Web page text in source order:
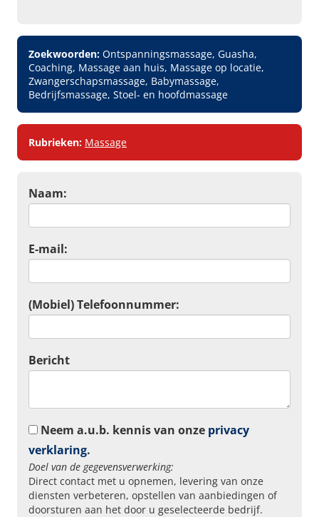
Zoekwoorden: Ontspanningsmassage, Guasha,
Coaching, Massage aan huis, Massage op locatie,
Zwangerschapsmassage, Babymassage,
Bedrijfsmassage, Stoel- en hoofdmassage
Rubrieken: Massage
Naam:
E-mail:
(Mobiel) Telefoonnummer:
Bericht
Neem a.u.b. kennis van onze privacy
verklaring.
Doel van de gegevensverwerking:
Direct contact met u opnemen, levering van onze
diensten verbeteren, opstellen van aanbiedingen of
doorsturen aan het door u geselecteerde bedrijf.